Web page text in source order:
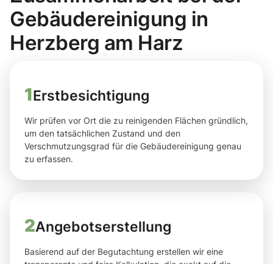
Gebäudereinigung in
Herzberg am Harz
1Erstbesichtigung
Wir prüfen vor Ort die zu reinigenden Flächen gründlich,
um den tatsächlichen Zustand und den
Verschmutzungsgrad für die Gebäudereinigung genau
zu erfassen.
2Angebotserstellung
Basierend auf der Begutachtung erstellen wir eine